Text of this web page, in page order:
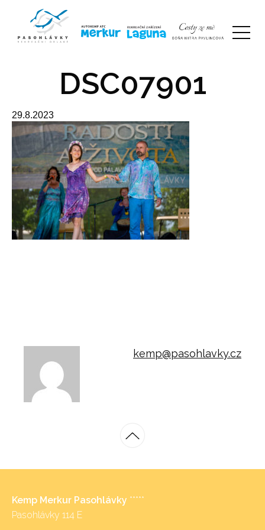
DSC07901
29.8.2023
kemp@pasohlavky.cz
Kemp Merkur Pasohlávky *****
Pasohlávky 114 E